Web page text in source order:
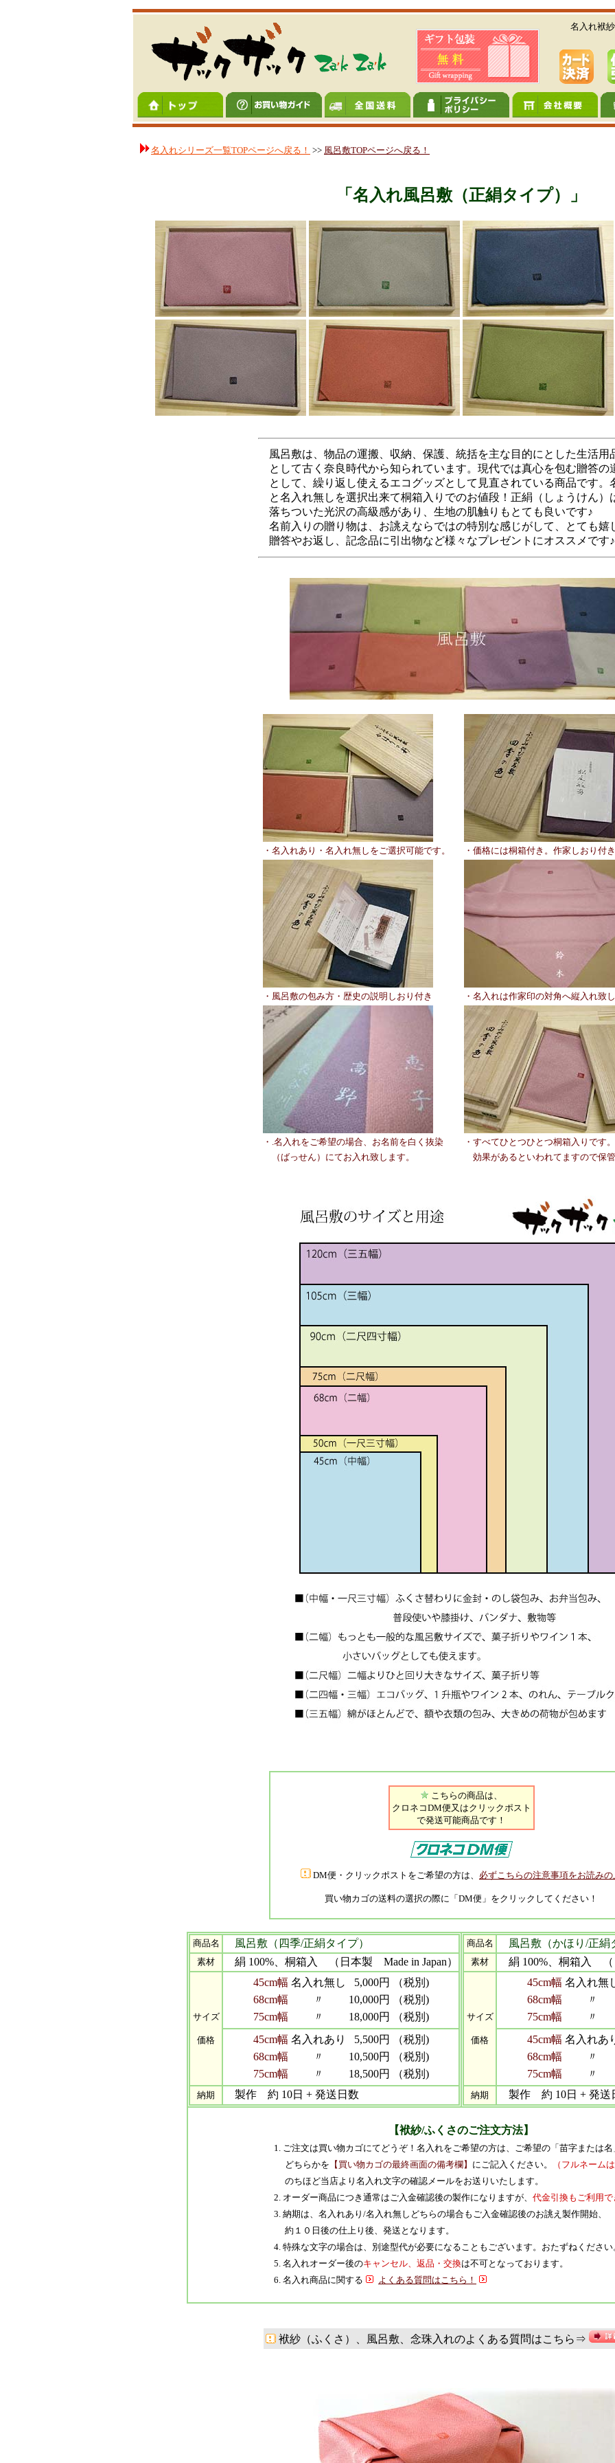
名入れ袱
名入れシリーズ一覧TOPページへ戻る！ >> 風呂敷TOPページへ戻る！
「名入れ風呂敷（正絹タイプ）」
風呂敷は、物品の運搬、収納、保護、統括を主な目的にとした生活用
として古く奈良時代から知られています。現代では真心を包む贈答の
として、繰り返し使えるエコグッズとして見直されている商品です。
と名入れ無しを選択出来て桐箱入りでのお値段！正絹（しょうけん）
落ちついた光沢の高級感があり、生地の肌触りもとても良いです♪
名前入りの贈り物は、お誂えならではの特別な感じがして、とても嬉
贈答やお返し、記念品に引出物など様々なプレゼントにオススメです♪
・名入れあり・名入れ無しをご選択可能です。 ・価格には桐箱付き。作家しおり付
・風呂敷の包み方・歴史の説明しおり付き ・名入れは作家印の対角へ縦入れ致
・.名入れをご希望の場合、お名前を白く抜染
・すべてひとつひとつ桐箱入りです
（ばっせん）にてお入れ致します。
効果があるといわれてますので保
こちらの商品は、
クロネコDM便又はクリックポスト
で発送可能商品です！
DM便・クリックポストをご希望の方は、 必ずこちらの注意事項をお読みの
買い物カゴの送料の選択の際に「DM便」をクリックしてください！
商品名 風呂敷（四季/正絹タイプ）
素材 絹 100%、桐箱入 （日本製 Made in Japan）
サイズ
価格
45cm幅 名入れ無し
5,000円 （税別)
68cm幅
〃
10,000円 （税別)
75cm幅
〃
18,000円 （税別)
45cm幅 名入れあり
5,500円 （税別)
68cm幅
〃
10,500円 （税別)
75cm幅
〃 18,500円 （税別)
納期 製作 約 10日 + 発送日数
商品名 風呂敷（かほり/正絹
素材 絹 100%、桐箱入 （
サイズ
価格
45cm幅 名入れ無
68cm幅
〃
75cm幅
〃
45cm幅 名入れあ
68cm幅
〃
75cm幅
〃
納期 製作 約 10日 + 発送
【袱紗/ふくさのご注文方法】
1. ご注文は買い物カゴにてどうぞ！名入れをご希望の方は、ご希望の「苗字または名
どちらかを 【買い物カゴの最終画面の備考欄】 にご記入ください。
（フルネーム
のちほど当店より名入れ文字の確認メールをお送りいたします。
2. オーダー商品につき通常はご入金確認後の製作になりますが、 代金引換もご利用
3. 納期は、名入れあり/名入れ無しどちらの場合もご入金確認後のお誂え製作開始、
約１０日後の仕上り後、発送となります。
4. 特殊な文字の場合は、別途型代が必要になることもございます。おたずねください
5. 名入れオーダー後のキャンセル、返品・交換は不可となっております。
6. 名入れ商品に関する
よくある質問はこちら！
袱紗（ふくさ）、風呂敷、念珠入れのよくある質問はこちら⇒